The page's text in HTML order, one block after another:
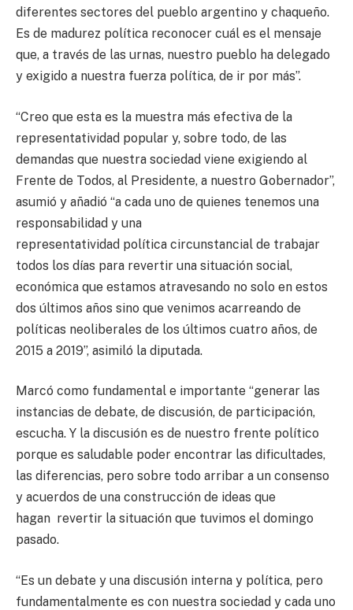
diferentes sectores del pueblo argentino y chaqueño.
Es de madurez política reconocer cuál es el mensaje
que, a través de las urnas, nuestro pueblo ha delegado
y exigido a nuestra fuerza política, de ir por más”.
“Creo que esta es la muestra más efectiva de la
representatividad popular y, sobre todo, de las
demandas que nuestra sociedad viene exigiendo al
Frente de Todos, al Presidente, a nuestro Gobernador”,
asumió y añadió “a cada uno de quienes tenemos una
responsabilidad y una
representatividad política circunstancial de trabajar
todos los días para revertir una situación social,
económica que estamos atravesando no solo en estos
dos últimos años sino que venimos acarreando de
políticas neoliberales de los últimos cuatro años, de
2015 a 2019”, asimiló la diputada.
Marcó como fundamental e importante “generar las
instancias de debate, de discusión, de participación,
escucha. Y la discusión es de nuestro frente político
porque es saludable poder encontrar las dificultades,
las diferencias, pero sobre todo arribar a un consenso
y acuerdos de una construcción de ideas que
hagan revertir la situación que tuvimos el domingo
pasado.
“Es un debate y una discusión interna y política, pero
fundamentalmente es con nuestra sociedad y cada uno